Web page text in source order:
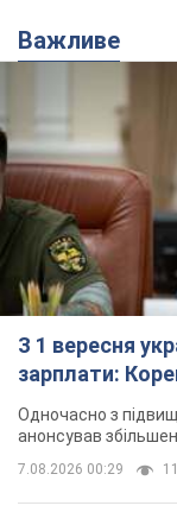
Важливе
З 1 вересня
зарплати:
Одночасно з
анонсував
7.08.2026 00:29